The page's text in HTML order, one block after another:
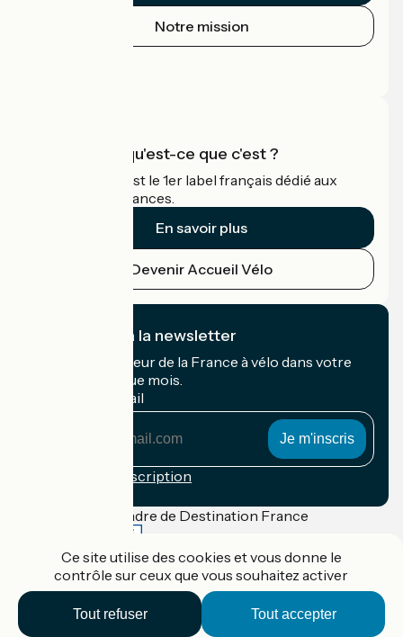
Notre mission
Accueil Vélo qu'est-ce que c'est ?
Accueil Vélo c'est le 1er label français dédié aux
cyclistes en vacances.
En savoir plus
Devenir Accueil Vélo
Je m'abonne à la newsletter
Recevez le meilleur de la France à vélo dans votre
boîte mail chaque mois.
Mon adresse mail
Conditions d'inscription
Financé dans le cadre de Destination France
Accueil Vélo Pro
Mentions légales
Ce site utilise des cookies et vous donne le
contrôle sur ceux que vous souhaitez activer
Tout accepter
Tout refuser